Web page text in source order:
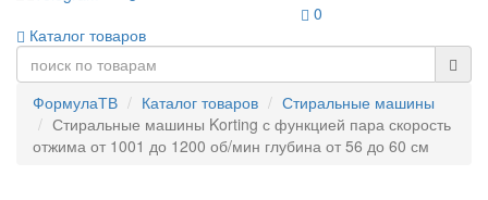
0
Каталог товаров
ФормулаТВ Каталог товаров
Стиральные машины
Стиральные машины Korting с функцией пара скорость
отжима от 1001 до 1200 об/мин глубина от 56 до 60 см